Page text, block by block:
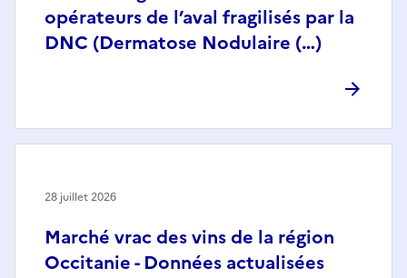
opérateurs de l’aval fragilisés par la
DNC (Dermatose Nodulaire (…)
Marché vrac des vins de la région
Occitanie - Données actualisées
28 juillet 2026